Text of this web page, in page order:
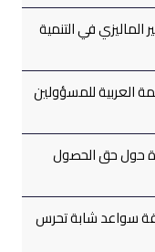
الماليزي في التنمية
للمسؤولين
حول حق الحصول
سواعد شابة تحرس